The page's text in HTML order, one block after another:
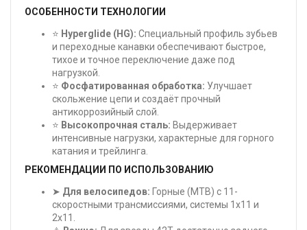
ОСОБЕННОСТИ ТЕХНОЛОГИИ
⭐ Hyperglide (HG): Специальный профиль зубьев
и переходные канавки обеспечивают быстрое,
тихое и точное переключение даже под
нагрузкой.
⭐ Фосфатированная обработка: Улучшает
скольжение цепи и создаёт прочный
антикоррозийный слой.
⭐ Высокопрочная сталь: Выдерживает
интенсивные нагрузки, характерные для горного
катания и трейлинга.
РЕКОМЕНДАЦИИ ПО ИСПОЛЬЗОВАНИЮ
➤ Для велосипедов: Горные (MTB) с 11-
скоростными трансмиссиями, системы 1x11 и
2x11.